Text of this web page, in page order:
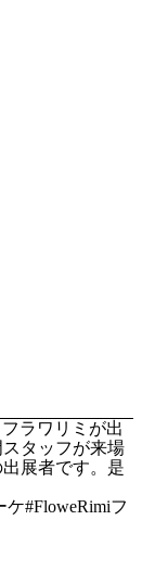
ラワリミが出
タッフが来場
展者です。是
#FloweRimiフ